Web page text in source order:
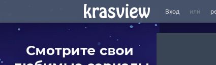
Вход или